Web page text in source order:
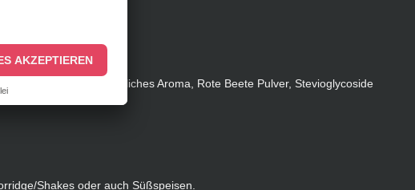
(Ballaststoff), natürliches Aroma, Rote Beete Pulver, Stevioglycoside
Shakes oder auch Süßspeisen.